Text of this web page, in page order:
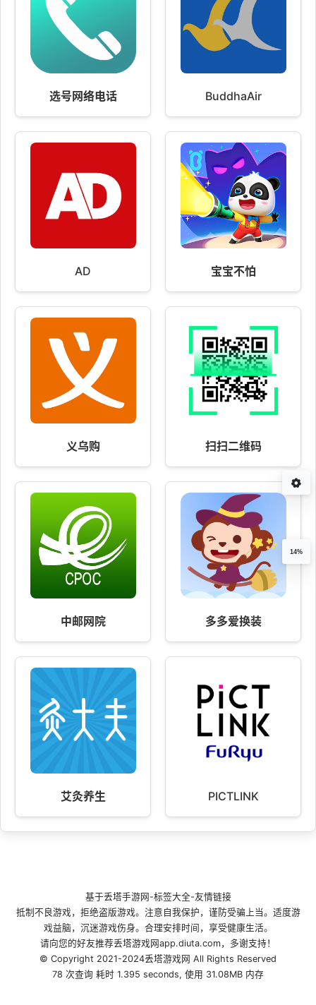
选号网络电话 BuddhaAir
AD 宝宝不怕
义乌购 扫扫二维码
中邮网院 多多爱换装
艾灸养生 PICTLINK
14%
基于丢塔手游网 -标签大全-友情链接
抵制不良游戏，拒绝盗版游戏。注意自我保护，谨防受骗上当。适度游
戏益脑，沉迷游戏伤身。合理安排时间，享受健康生活。
请向您的好友推荐丢塔游戏网app.diuta.com，多谢支持！
© Copyright 2021-2024丢塔游戏网 All Rights Reserved
78 次查询 耗时 1.395 seconds, 使用 31.08MB 内存